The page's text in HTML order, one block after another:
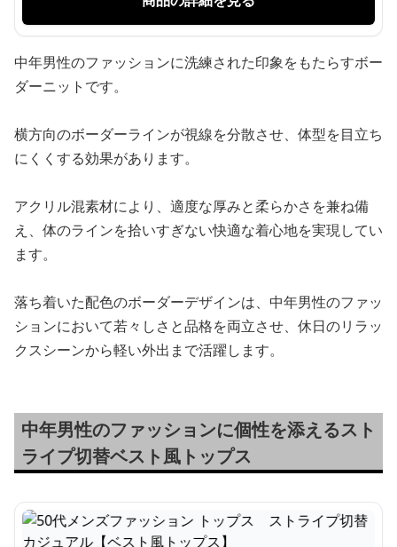
中年男性のファッションに洗練された印象をもたらすボー
ダーニットです。
横方向のボーダーラインが視線を分散させ、体型を目立ち
にくくする効果があります。
アクリル混素材により、適度な厚みと柔らかさを兼ね備
え、体のラインを拾いすぎない快適な着心地を実現してい
ます。
落ち着いた配色のボーダーデザインは、中年男性のファッ
ションにおいて若々しさと品格を両立させ、休日のリラッ
クスシーンから軽い外出まで活躍します。
中年男性のファッションに個性を添えるスト
ライプ切替ベスト風トップス